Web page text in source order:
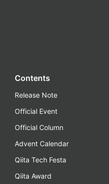
Contents
Release Note
Official Event
Official Column
Advent Calendar
Qiita Tech Festa
Qiita Award